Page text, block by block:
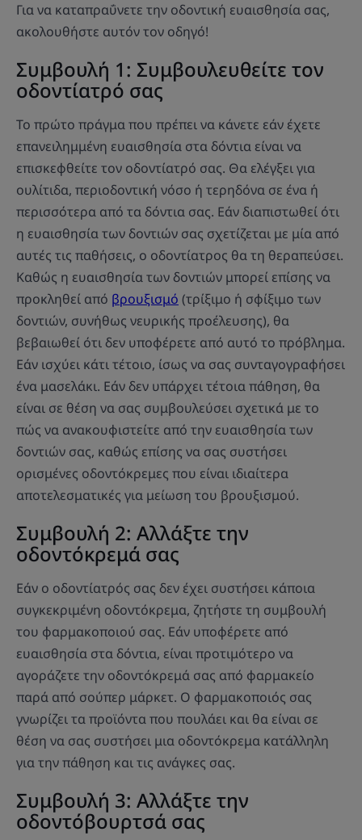
Για να καταπραΰνετε την οδοντική ευαισθησία σας,
ακολουθήστε αυτόν τον οδηγό!
Συμβουλή 1: Συμβουλευθείτε τον
οδοντίατρό σας
Το πρώτο πράγμα που πρέπει να κάνετε εάν έχετε
επανειλημμένη ευαισθησία στα δόντια είναι να
επισκεφθείτε τον οδοντίατρό σας. Θα ελέγξει για
ουλίτιδα, περιοδοντική νόσο ή τερηδόνα σε ένα ή
περισσότερα από τα δόντια σας. Εάν διαπιστωθεί ότι
η ευαισθησία των δοντιών σας σχετίζεται με μία από
αυτές τις παθήσεις, ο οδοντίατρος θα τη θεραπεύσει.
Καθώς η ευαισθησία των δοντιών μπορεί επίσης να
προκληθεί από βρουξισμό (τρίξιμο ή σφίξιμο των
δοντιών, συνήθως νευρικής προέλευσης), θα
βεβαιωθεί ότι δεν υποφέρετε από αυτό το πρόβλημα.
Εάν ισχύει κάτι τέτοιο, ίσως να σας συνταγογραφήσει
ένα μασελάκι. Εάν δεν υπάρχει τέτοια πάθηση, θα
είναι σε θέση να σας συμβουλεύσει σχετικά με το
πώς να ανακουφιστείτε από την ευαισθησία των
δοντιών σας, καθώς επίσης να σας συστήσει
ορισμένες οδοντόκρεμες που είναι ιδιαίτερα
αποτελεσματικές για μείωση του βρουξισμού.
Συμβουλή 2: Αλλάξτε την
οδοντόκρεμά σας
Εάν ο οδοντίατρός σας δεν έχει συστήσει κάποια
συγκεκριμένη οδοντόκρεμα, ζητήστε τη συμβουλή
του φαρμακοποιού σας. Εάν υποφέρετε από
ευαισθησία στα δόντια, είναι προτιμότερο να
αγοράζετε την οδοντόκρεμά σας από φαρμακείο
παρά από σούπερ μάρκετ. Ο φαρμακοποιός σας
γνωρίζει τα προϊόντα που πουλάει και θα είναι σε
θέση να σας συστήσει μια οδοντόκρεμα κατάλληλη
για την πάθηση και τις ανάγκες σας.
Συμβουλή 3: Αλλάξτε την
οδοντόβουρτσά σας